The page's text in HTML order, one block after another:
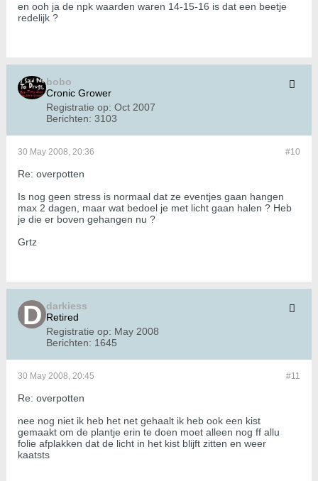
en ooh ja de npk waarden waren 14-15-16 is dat een beetje
redelijk ?
bobo
Cronic Grower
Registratie op: Oct 2007
Berichten: 3103
#10
30 May 2008, 20:36
Re: overpotten
Is nog geen stress is normaal dat ze eventjes gaan hangen
max 2 dagen, maar wat bedoel je met licht gaan halen ? Heb
je die er boven gehangen nu ?
Grtz
darkiess
Retired
Registratie op: May 2008
Berichten: 1645
#11
30 May 2008, 20:45
Re: overpotten
nee nog niet ik heb het net gehaalt ik heb ook een kist
gemaakt om de plantje erin te doen moet alleen nog ff allu
folie afplakken dat de licht in het kist blijft zitten en weer
kaatsts